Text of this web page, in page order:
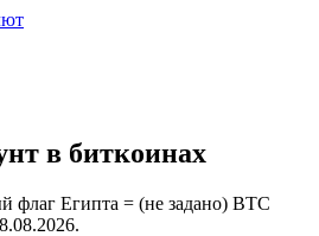
в биткоинах
= (не задано) BTC
.